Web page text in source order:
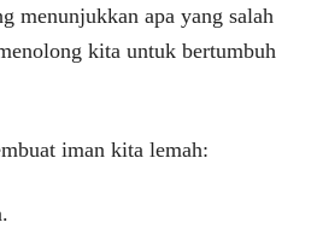
menunjukkan apa yang salah
kita untuk bertumbuh
iman kita lemah: